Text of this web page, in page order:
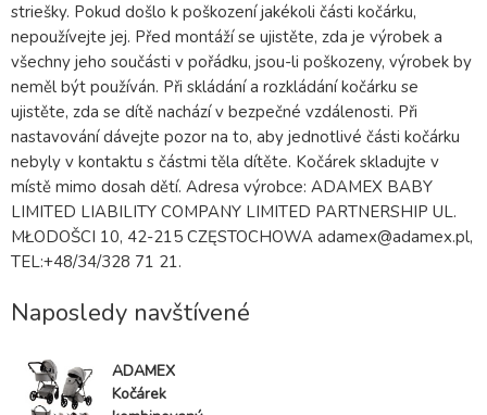
striešky. Pokud došlo k poškození jakékoli části kočárku,
nepoužívejte jej. Před montáží se ujistěte, zda je výrobek a
všechny jeho součásti v pořádku, jsou-li poškozeny, výrobek by
neměl být používán. Při skládání a rozkládání kočárku se
ujistěte, zda se dítě nachází v bezpečné vzdálenosti. Při
nastavování dávejte pozor na to, aby jednotlivé části kočárku
nebyly v kontaktu s částmi těla dítěte. Kočárek skladujte v
místě mimo dosah dětí. Adresa výrobce: ADAMEX BABY
LIMITED LIABILITY COMPANY LIMITED PARTNERSHIP UL.
MŁODOŠCI 10, 42-215 CZĘSTOCHOWA adamex@adamex.pl,
TEL:+48/34/328 71 21.
Naposledy navštívené
ADAMEX
Kočárek